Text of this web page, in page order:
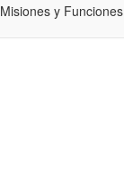
Misiones y Funciones